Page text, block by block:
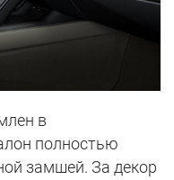
в
полностью
замшей. За декор